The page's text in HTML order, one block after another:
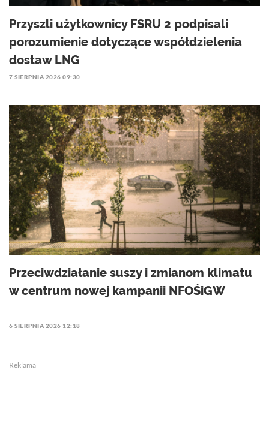
Przyszli użytkownicy FSRU 2 podpisali
porozumienie dotyczące współdzielenia
dostaw LNG
7 SIERPNIA 2026 09:30
Przeciwdziałanie suszy i zmianom klimatu
w centrum nowej kampanii NFOŚiGW
6 SIERPNIA 2026 12:18
Reklama